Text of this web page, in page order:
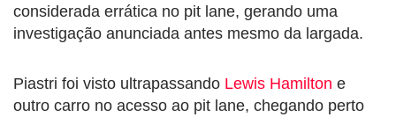
considerada errática no pit lane, gerando uma
investigação anunciada antes mesmo da largada.
Piastri foi visto ultrapassando Lewis Hamilton e
outro carro no acesso ao pit lane, chegando perto